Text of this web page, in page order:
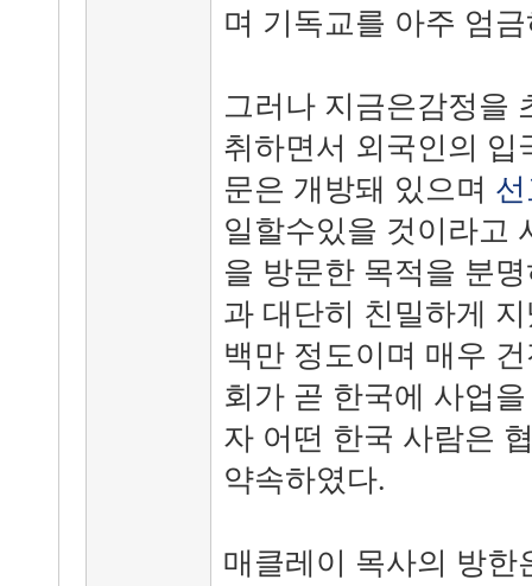
며 기독교를 아주 엄
그러나 지금은감정을
취하면서 외국인의 입
문은 개방돼 있으며
일할수있을 것이라고
을 방문한 목적을 분
과 대단히 친밀하게
백만 정도이며 매우
회가 곧 한국에 사업
자 어떤 한국 사람은
약속하였다.
매클레이 목사의 방한